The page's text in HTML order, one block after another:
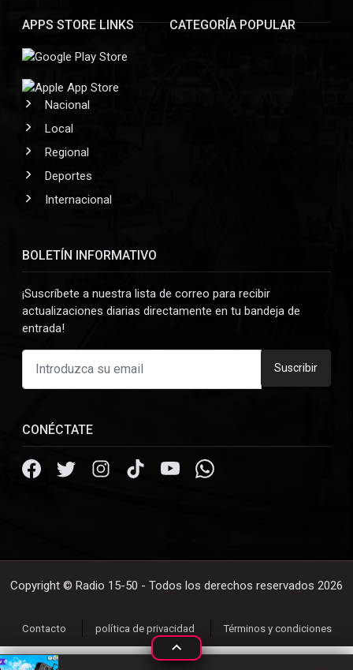
APPS STORE LINKS CATEGORÍA POPULAR
Nacional
Local
Regional
Deportes
Internacional
BOLETÍN INFORMATIVO
¡Suscríbete a nuestra lista de correo para recibir
actualizaciones diarias directamente en tu bandeja de
entrada!
Suscribir
CONÉCTATE
Copyright © Radio 15-50 - Todos los derechos reservados 2026
Contacto política de privacidad Términos y condiciones